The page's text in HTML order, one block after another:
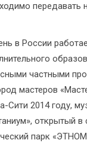
передавать
в России
частными
мастеров
Сити 2014 году,
открытый в
парк